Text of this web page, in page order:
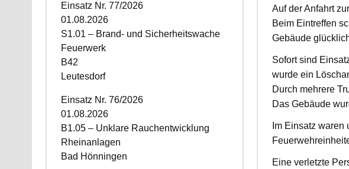
Auf der Anfahrt
Beim Eintreffen
Gebäude
Sofort sind
wurde ein
Durch mehrere
Das Gebäude
Im Einsatz
Eine verletzte
Einsatz Nr. 77/2026
01.08.2026
S1.01 – Brand- und Sicherheitswache
Feuerwerk
B42
Leutesdorf
Einsatz Nr. 76/2026
01.08.2026
B1.05 – Unklare Rauchentwicklung
Rheinanlagen
Bad Hönningen